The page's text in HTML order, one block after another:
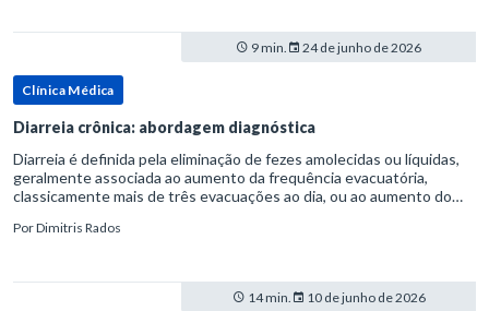
9 min. 24 de junho de 2026
Clínica Médica
Diarreia crônica: abordagem diagnóstica
Diarreia é definida pela eliminação de fezes amolecidas ou líquidas,
geralmente associada ao aumento da frequência evacuatória,
classicamente mais de três evacuações ao dia, ou ao aumento do
PorDimitris Rados
14 min. 10 de junho de 2026